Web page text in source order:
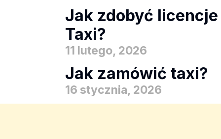
Jak zdobyć licencje
Taxi?
11 lutego, 2026
Jak zamówić taxi?
16 stycznia, 2026